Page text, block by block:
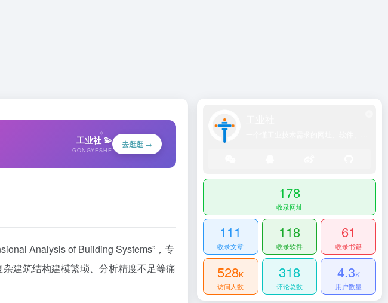
工业社 💫
GONGYESHE
去逛逛 →
✧
Analysis of Building Systems”，专
建筑结构建模繁琐、分析精度不足等痛
178
收录网址
111
收录文章
118
收录软件
61
收录书籍
528K
访问人数
318
评论总数
4.3K
用户数量